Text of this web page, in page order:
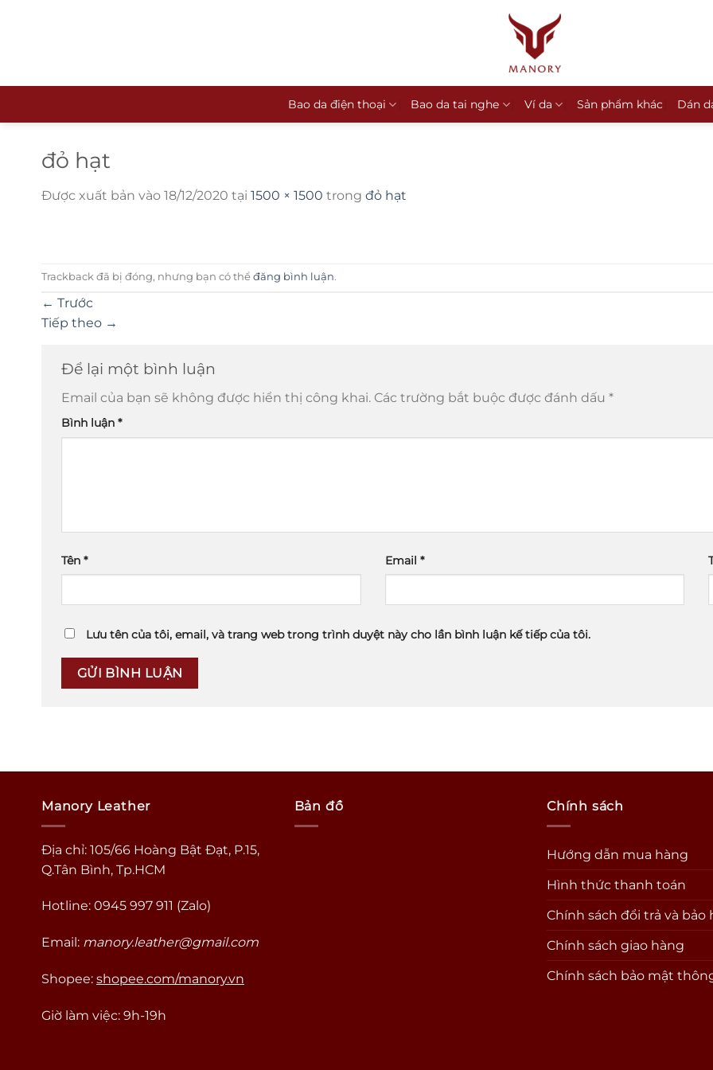
Bao da điện thoại Bao da tai nghe Ví da Sản phẩm khác Dán
đỏ hạt
Được xuất bản vào 18/12/2020 tại 1500 × 1500 trong đỏ hạt
Trackback đã bị đóng, nhưng bạn có thể đăng bình luận.
← Trước
Tiếp theo →
Để lại một bình luận
Email của bạn sẽ không được hiển thị công khai. Các trường bắt buộc được đánh dấu *
Bình luận *
Tên * Email *
Lưu tên của tôi, email, và trang web trong trình duyệt này cho lần bình luận kế tiếp của tôi.
Manory Leather
Địa chỉ: 105/66 Hoàng Bật Đạt, P.15,
Q.Tân Bình, Tp.HCM
Hotline: 0945 997 911 (Zalo)
Email: manory.leather@gmail.com
Shopee: shopee.com/manory.vn
Giờ làm việc: 9h-19h
Bản đồ Chính sách
Hướng dẫn mua hàng
Hình thức thanh toán
Chính sách đổi trả và bảo
Chính sách giao hàng
Chính sách bảo mật